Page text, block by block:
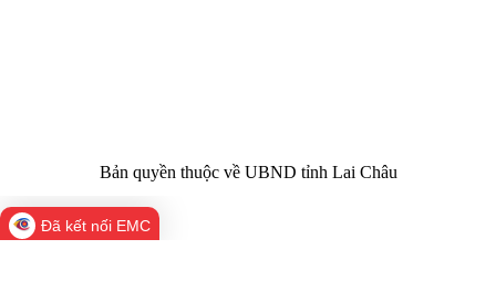
Bản quyền thuộc về UBND tỉnh Lai Châu
Đã kết nối EMC